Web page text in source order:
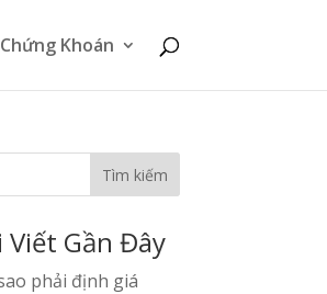
Khoán
Tìm kiếm
Viết Gần Đây
phải định giá